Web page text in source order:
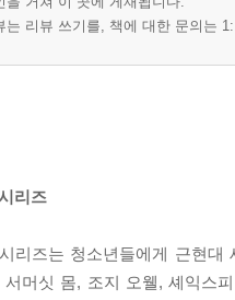
는 리뷰 쓰기를, 책에 대한 문의는
리즈
시리즈는 청소년들에게 근현
서머싯 몸, 조지 오웰, 셰익스